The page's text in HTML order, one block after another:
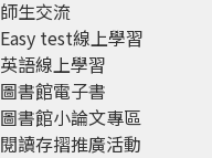
師生交流
Easy test線上學習
英語線上學習
圖書館電子書
圖書館小論文專區
閱讀存摺推廣活動